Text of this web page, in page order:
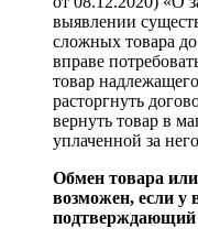
выявлении
сложных товара
вправе
товар
расторгнуть
вернуть товар в
уплаченной за
Обмен товара
возможен, если у
подтверждающий